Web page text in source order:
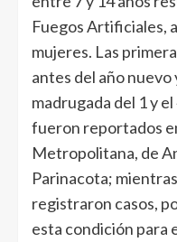
Fuegos Artificiales,
mujeres. Las
antes del año nuevo
madrugada del 1 y
fueron reportados
Metropolitana, de
Parinacota;
registraron casos,
esta condición para